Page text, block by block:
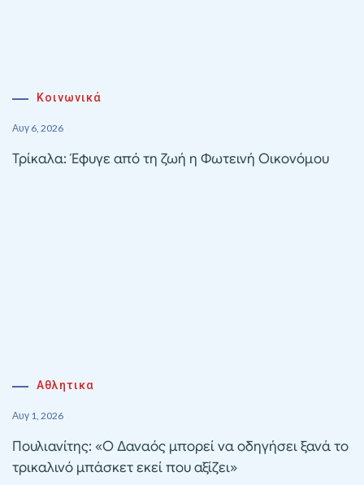
Κοινωνικά
Αυγ 6, 2026
Τρίκαλα: Έφυγε από τη ζωή η Φωτεινή Οικονόμου
Αθλητικα
Αυγ 1, 2026
Πουλιανίτης: «Ο Δαναός μπορεί να οδηγήσει ξανά το
τρικαλινό μπάσκετ εκεί που αξίζει»